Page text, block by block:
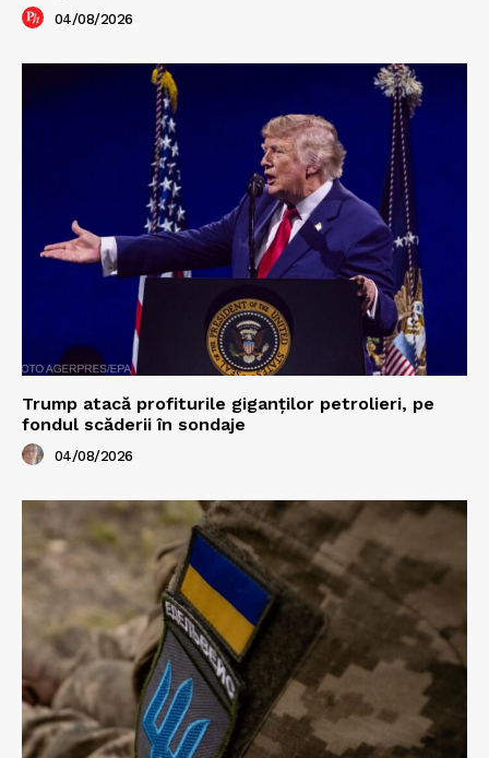
04/08/2026
Trump atacă profiturile giganților petrolieri, pe
fondul scăderii în sondaje
04/08/2026